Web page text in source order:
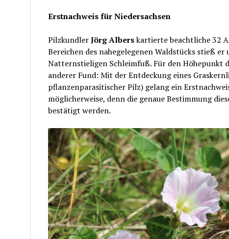
Erstnachweis für Niedersachsen
PilzkundlerJörg Alberskartierte beachtliche 32
Bereichen des nahegelegenen Waldstücks stieß
Natternstieligen Schleimfuß. Für den Höhepunkt
anderer Fund: Mit der Entdeckung eines
pflanzenparasitischer Pilz) gelang ein
möglicherweise, denn die genaue Bestimmung
bestätigt werden.